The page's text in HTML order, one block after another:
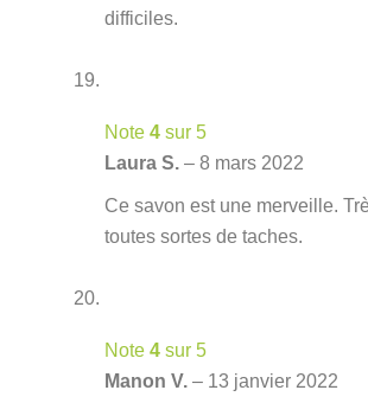
difficiles.
Note 4 sur 5
Laura S. – 8 mars 2022
Ce savon est une merveille.
toutes sortes de taches.
Note 4 sur 5
Manon V. – 13 janvier 2022